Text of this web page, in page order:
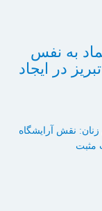
به نفس
در ایجاد